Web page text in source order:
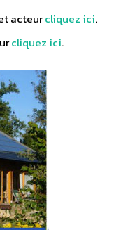
acteurcliquez ici.
cliquez ici.